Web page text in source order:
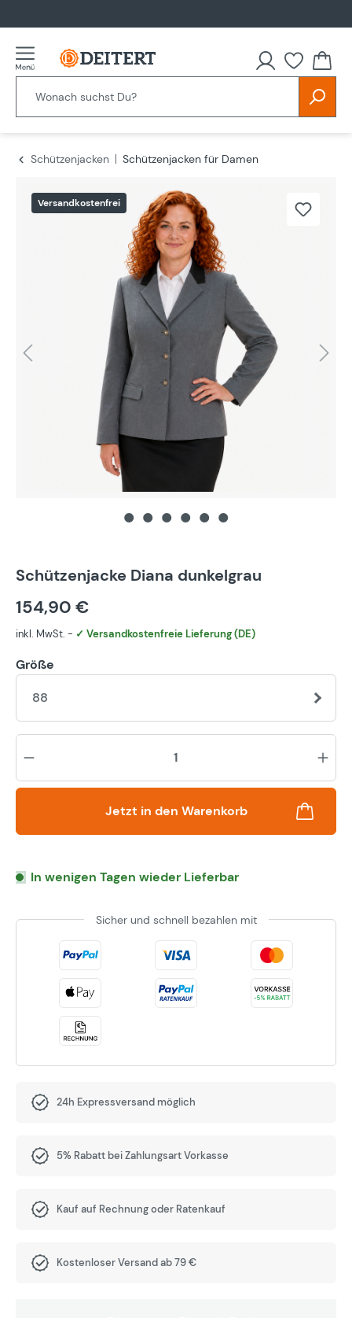
Schützenjacken
Schützenjacken für Damen
Versandkostenfrei
Schützenjacke Diana dunkelgrau
154,90 €
inkl. MwSt. - ✓ Versandkostenfreie Lieferung (DE)
Größe
88
Jetzt in den Warenkorb
In wenigen Tagen wieder Lieferbar
Sicher und schnell bezahlen mit
24h Expressversand möglich
5% Rabatt bei Zahlungsart Vorkasse
Kauf auf Rechnung oder Ratenkauf
Kostenloser Versand ab 79 €